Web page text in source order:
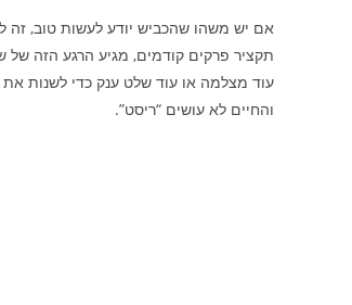
אם יש משהו שהכביש יודע לעשות טוב, זה
תקציר פרקים קודמים, מגיע הרגע הזה של
עוד מצלמה או עוד שלט ענק כדי לשנות
והחיים לא עושים “ריסט”.